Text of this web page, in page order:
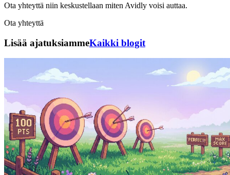
Ota yhteyttä niin keskustellaan miten Avidly voisi auttaa.
Ota yhteyttä
Lisää ajatuksiammeKaikki blogit